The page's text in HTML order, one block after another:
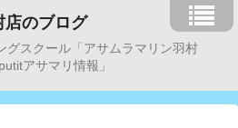
店のブログ
グスクール「アサムラマリン羽村
アサマリ情報」